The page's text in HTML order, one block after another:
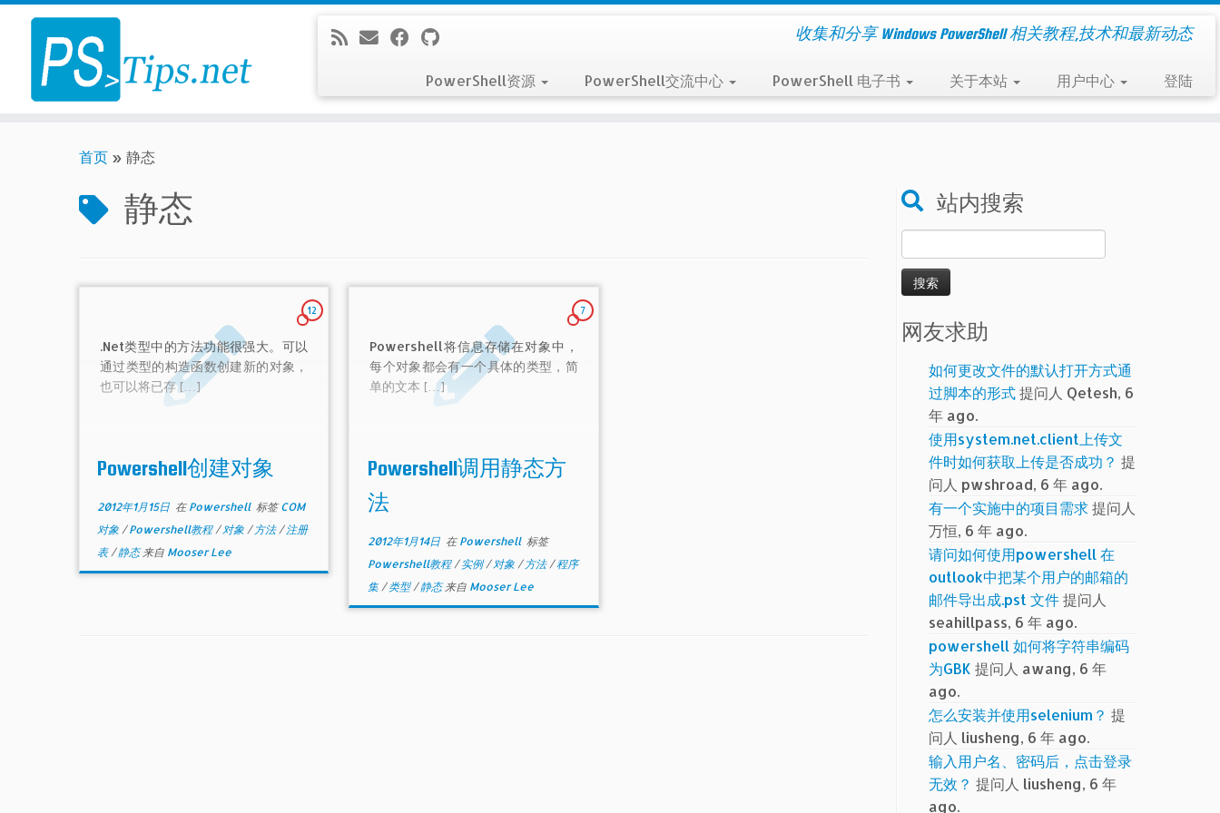
Skip
content
收集和分享 Windows PowerShell 相关教程,技术和最新动态
PowerShell资源 PowerShell交流中心 PowerShell 电子书 关于本站 用户中心 登陆
首页 » 静态
静态
12
.Net类型中的方法功能很强大。可以
通过类型的构造函数创建新的对象，
也可以将已存 […]
Powershell创建对象
2012年1月15日 在 Powershell 标签COM
对象/Powershell教程/对象/ 方法/注册
表/静态来自 Mooser Lee
7
Powershell将信息存储在对象中，
每个对象都会有一个具体的类型，简
单的文本 […]
Powershell调用静态方
法
2012年1月14日在 Powershell 标签
Powershell教程/实例/对象 / 方法/程序
集 /类型/静态来自 Mooser Lee
站内搜索
索：
网友求助
如何更改文件的默认打开方式通
过脚本的形式提问人 Qetesh, 6
年 ago.
使用system.net.client上传文
件时如何获取上传是否成功？ 提
问人 pwshroad, 6 年 ago.
有一个实施中的项目需求提问人
万恒, 6 年 ago.
请问如何使用powershell 在
outlook中把某个用户的邮箱的
邮件导出成.pst 文件提问人
seahillpass, 6 年 ago.
powershell 如何将字符串编码
为GBK 提问人 awang, 6 年
ago.
怎么安装并使用selenium？ 提
问人 liusheng, 6 年 ago.
输入用户名、密码后，点击登录
无效？ 提问人 liusheng, 6 年
ago.